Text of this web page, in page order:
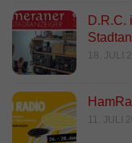
D.R.C.
18. JULI
11. JULI